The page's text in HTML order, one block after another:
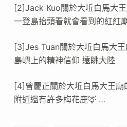
[2]Jack Kuo關於大坵白馬大王
一登島抬頭看就會看到的紅紅
[3]Jes Tuan關於大坵白馬大王
島嶼上的精神信仰 遠眺大陸
[4]曾慶正關於大坵白馬大王廟
附近還有許多梅花鹿🦌 …